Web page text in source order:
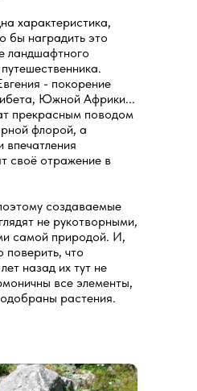
характеристика,
бы наградить это
ландшафтного
- покорение
Южной Африки...
прекрасным поводом
флорой, а
впечатления
своё отражение в
создаваемые
не рукотворными,
самой природой. И,
поверить, что
назад их тут не
все элементы,
растения.